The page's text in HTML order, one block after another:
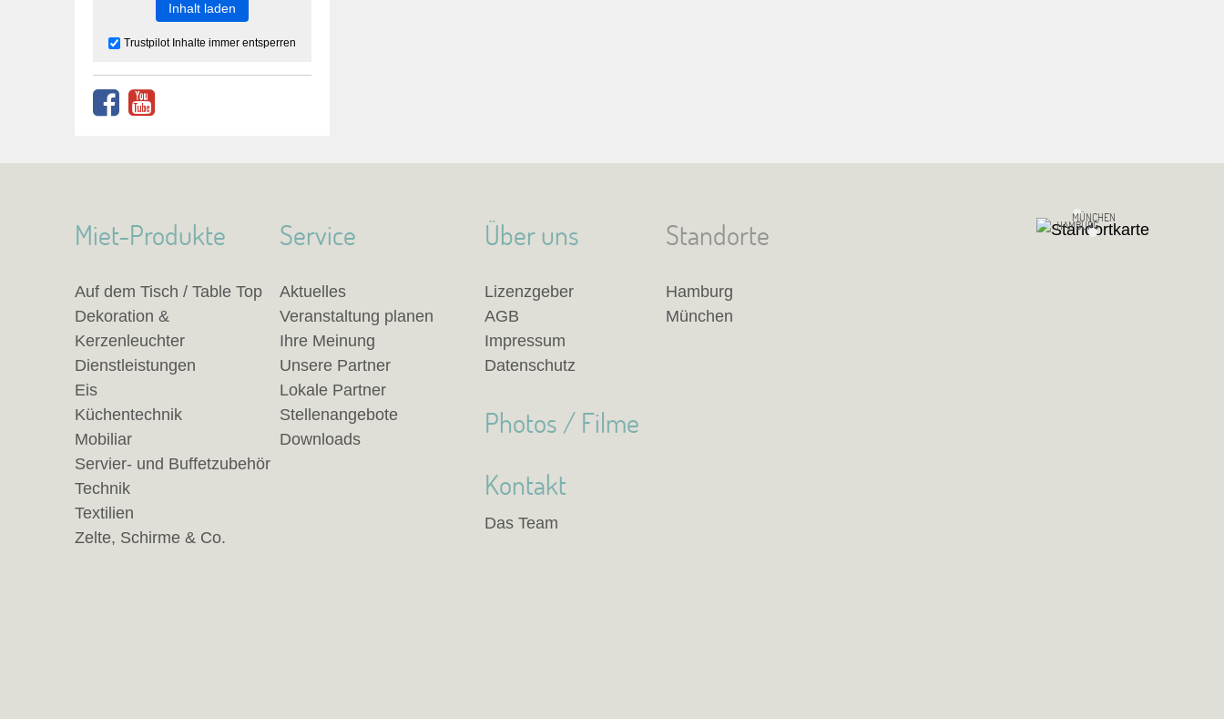
Inhalt laden
Trustpilot Inhalte immer entsperren
Standorte
Hamburg
München
HAMBURG
MÜNCHEN
Miet-Produkte
Auf dem Tisch / Table Top
Dekoration &
Kerzenleuchter
Dienstleistungen
Eis
Küchentechnik
Mobiliar
Servier- und Buffetzubehör
Technik
Textilien
Zelte, Schirme & Co.
Service
Aktuelles
Veranstaltung planen
Ihre Meinung
Unsere Partner
Lokale Partner
Stellenangebote
Downloads
Über uns
Lizenzgeber
AGB
Impressum
Datenschutz
Photos / Filme
Kontakt
Das Team